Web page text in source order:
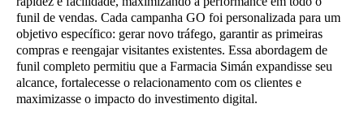
funil de vendas. Cada campanha GO foi personalizada para um
objetivo específico: gerar novo tráfego, garantir as primeiras
compras e reengajar visitantes existentes. Essa abordagem de
funil completo permitiu que a Farmacia Simán expandisse seu
alcance, fortalecesse o relacionamento com os clientes e
maximizasse o impacto do investimento digital.